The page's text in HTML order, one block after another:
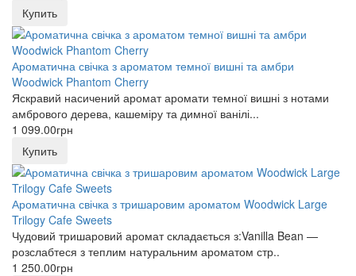
Купить
Ароматична свічка з ароматом темної вишні та амбри
Woodwick Phantom Cherry
Яскравий насичений аромат аромати темної вишні з нотами
амбрового дерева, кашеміру та димної ванілі...
1 099.00грн
Купить
Ароматична свічка з тришаровим ароматом Woodwick Large
Trilogy Cafe Sweets
Чудовий тришаровий аромат складається з:Vanilla Bean —
розслабтеся з теплим натуральним ароматом стр..
1 250.00грн